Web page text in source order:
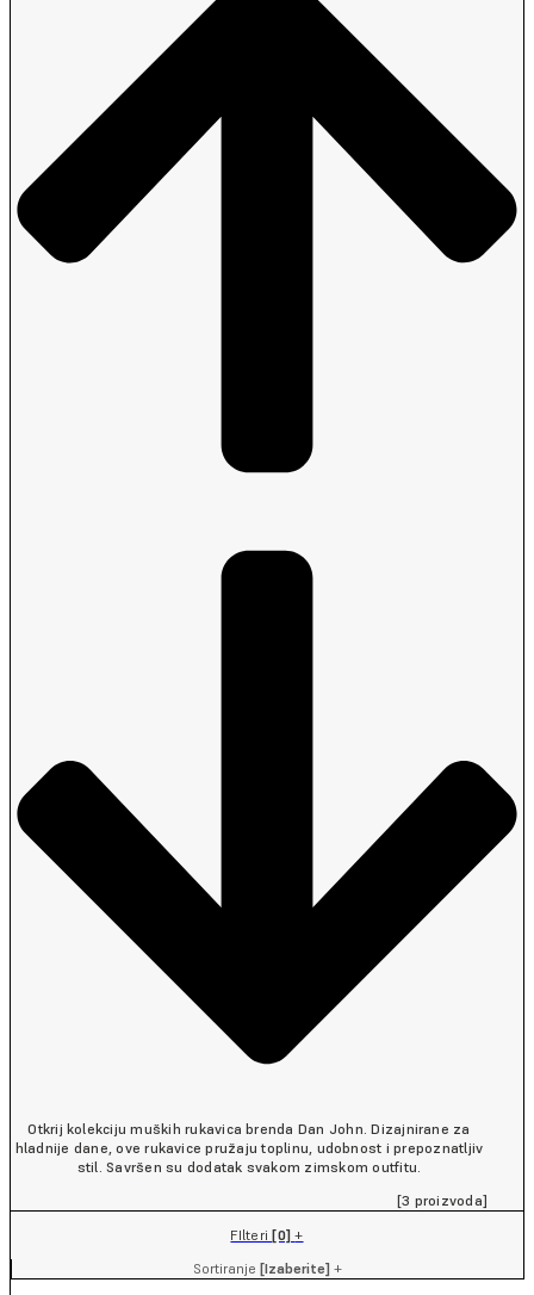
Otkrij kolekciju muških rukavica brenda Dan John. Dizajnirane za
hladnije dane, ove rukavice pružaju toplinu, udobnost i prepoznatljiv
stil. Savršen su dodatak svakom zimskom outfitu.
[3 proizvoda]
FIlteri[0]+
Sortiranje [Izaberite] +